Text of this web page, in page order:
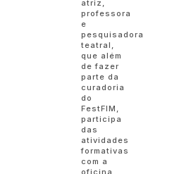
atriz,
professora
e
pesquisadora
teatral,
que além
de fazer
parte da
curadoria
do
FestFIM,
participa
das
atividades
formativas
com a
oficina